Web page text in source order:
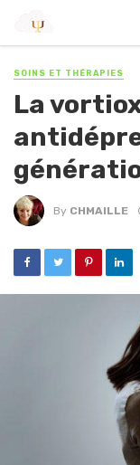
SOINS ET THÉRAPIES
La
By CHMAILLE